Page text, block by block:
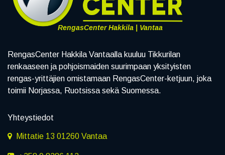
RengasCenter Hakkila | Vantaa
RengasCenter Hakkila Vantaalla kuuluu Tikkurilan
renkaaseen ja pohjoismaiden suurimpaan yksityisten
rengas-yrittäjien omistamaan RengasCenter-ketjuun, joka
toimii Norjassa, Ruotsissa sekä Suomessa.
Yhteystiedot
Mittatie 13 01260 Vantaa